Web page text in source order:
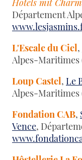
Hotels mit
Département
L'Escale du Ciel,
Alpes-Maritimes
Loup Castel, Le
Alpes-Maritimes
Fondation CAB,
Vence,